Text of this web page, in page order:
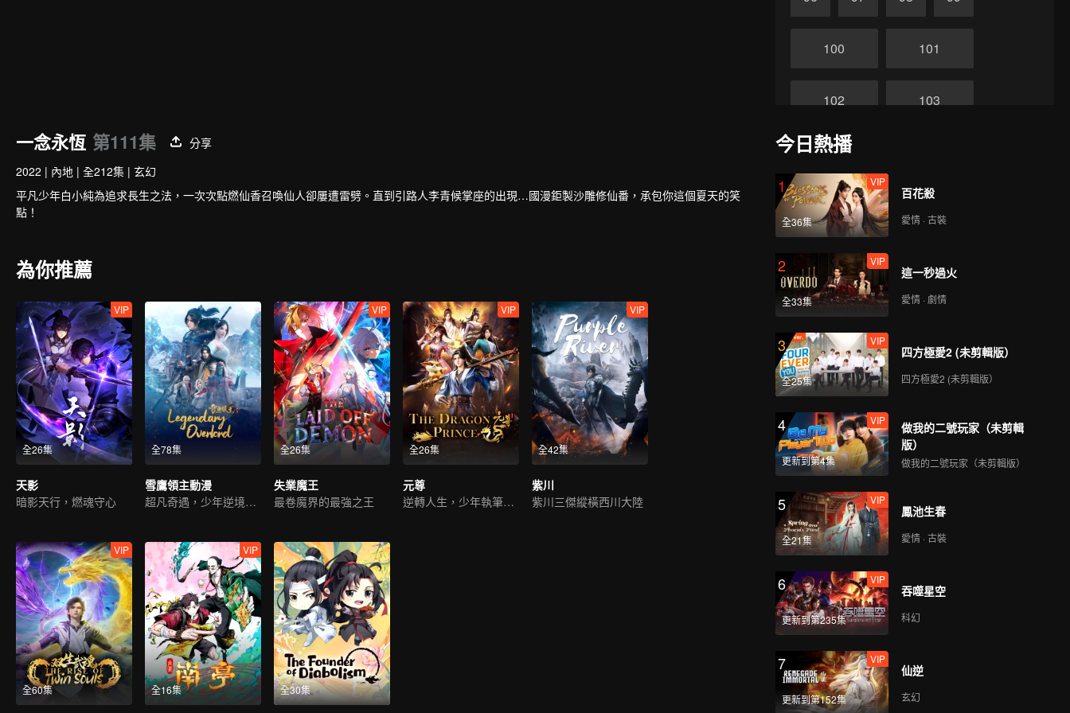
100 101
102 103
104
106 107
108
110 111
112 113
114
116 117
118 119
一念永恆 第111集
分享
2022 | 內地 | 全212集 | 玄幻
平凡少年白小純為追求長生之法，一次次點燃仙香召喚仙人卻屢遭雷劈。直到引路人李青候掌座的出現…國漫鉅製沙雕修仙番，承包你這個夏天的笑
點！
為你推薦
全26集
VIP
天影
暗影天行，燃魂守心
全78集
雪鷹領主動漫
超凡奇遇，少年逆境重生
全26集
VIP
失業魔王
最卷魔界的最強之王
全26集
VIP
元尊
逆轉人生，少年執筆破蒼穹
全42集
VIP
紫川
紫川三傑縱橫西川大陸
全60集
VIP
全16集
VIP
全30集
今日熱播
1
全36集
VIP
百花殺
愛情 · 古裝
2
全33集
VIP
這一秒過火
愛情 · 劇情
3
全25集
VIP
四方極愛2 (未剪輯版）
四方極愛2 (未剪輯版）
4
更新到第4集
VIP
做我的二號玩家（未剪輯
版）
做我的二號玩家（未剪輯版）
5
全21集
VIP
鳳池生春
愛情 · 古裝
6
更新到第235集
VIP
吞噬星空
科幻
7
更新到第152集
VIP
仙逆
玄幻